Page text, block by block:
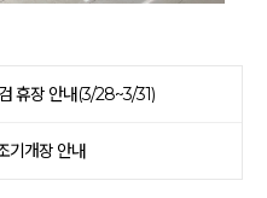
휴장 안내(3/28~3/31)
기개장 안내